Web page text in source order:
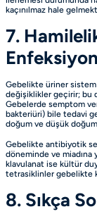
kaçınılmaz hale
7.
Gebelikte üriner sistem
değişiklikler geçirir; bu
Gebelerde semptom
bakteriüri) bile tedavi
doğum ve düşük doğum
Gebelikte antibiyotik
döneminde ve miadına
klavulanat ise kültür
tetrasiklinler gebelikte
8. Sıkça